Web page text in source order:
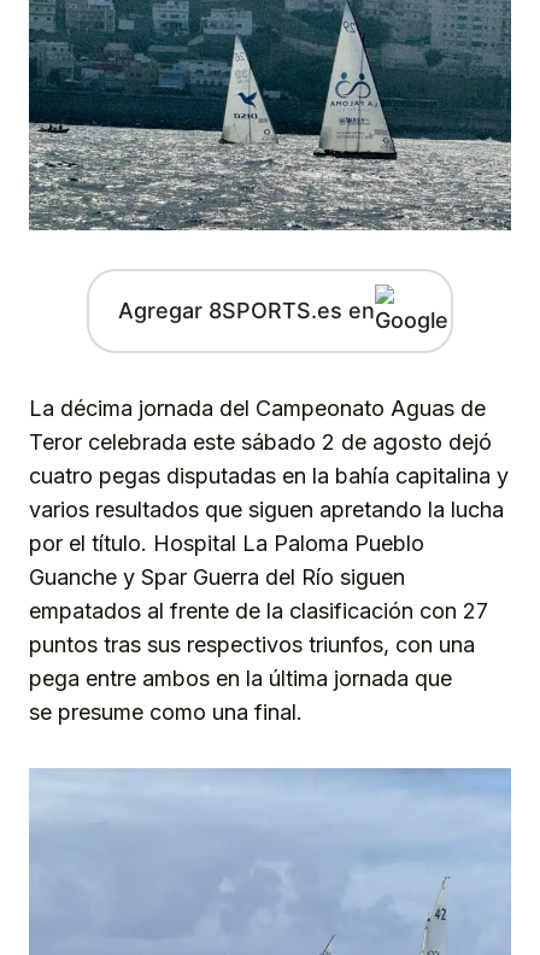
Agregar 8SPORTS.es en
La décima jornada del Campeonato Aguas de
Teror celebrada este sábado 2 de agosto dejó
cuatro pegas disputadas en la bahía capitalina y
varios resultados que siguen apretando la lucha
por el título. Hospital La Paloma Pueblo
Guanche y Spar Guerra del Río siguen
empatados al frente de la clasificación con 27
puntos tras sus respectivos triunfos, con una
pega entre ambos en la última jornada que
se presume como una final.